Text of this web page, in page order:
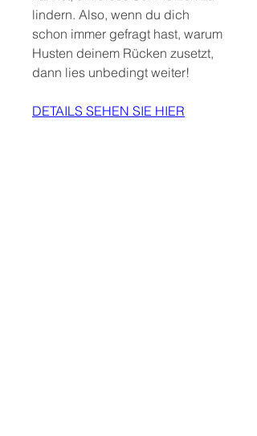
lindern. Also, wenn du dich
schon immer gefragt hast, warum
Husten deinem Rücken zusetzt,
dann lies unbedingt weiter!
DETAILS SEHEN SIE HIER